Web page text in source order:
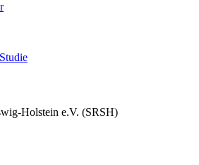
Holstein e.V. (SRSH)